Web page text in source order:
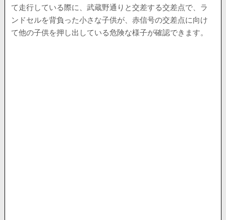
て走行している際に、武蔵野通りと交差する交差点で、ラ
ンドセルを背負った小さな子供が、赤信号の交差点に向け
て他の子供を押し出している危険な様子が確認できます。